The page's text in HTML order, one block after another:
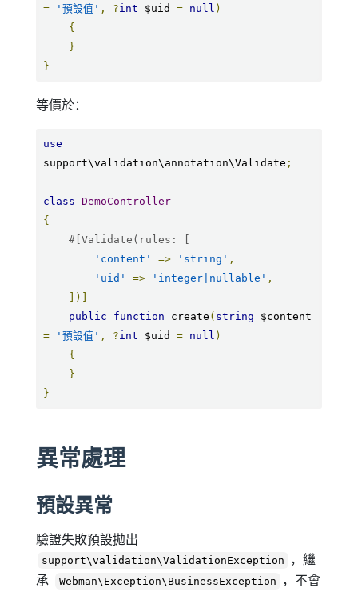
=
'預設值' , ?int $uid = null )
{
}
}
等價於：
use
support\validation\annotation\Validate ;
class DemoController
{
#[Validate(rules: [
'content'
=> 'string' ,
'uid'
=> 'integer|nullable' ,
])]
public
function create ( string
=
'預設值' , ?int $uid = null )
{
}
}
異常處理
預設異常
驗證失敗預設拋出
support\validation\ValidationException
，繼
承
Webman\Exception\BusinessException
，不會